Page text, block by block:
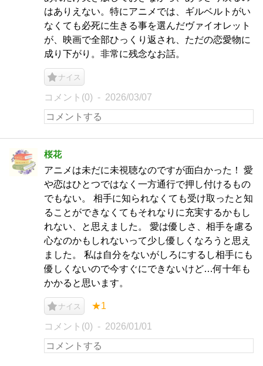
はありえない。特にアニメでは、ギルベルトがい
なくても必死に生きる事を選んだヴァイオレット
が、映画で全部ひっくり返され、ただの恋愛物に
成り下がり。非常に残念なお話。
ナイス
コメント(0) 2026/03/07
桜花
アニメは未だに未視聴なのですが面白かった！ 愛
や恋はひとつではなく一方通行で押し付けるもの
でもない。 相手に知られなくても受け取ったと知
ることができなくてもそれなりに充実するかもし
れない、と思えました。 愛は優しさ、相手を慮る
心なのかもしれないって少し優しくなろうと思え
ました。 私は自分をないがしろにするし相手にも
優しくないので今すぐにできないけど…何十年も
かかると思います。
ナイス ★1
コメント(0) 2026/01/01